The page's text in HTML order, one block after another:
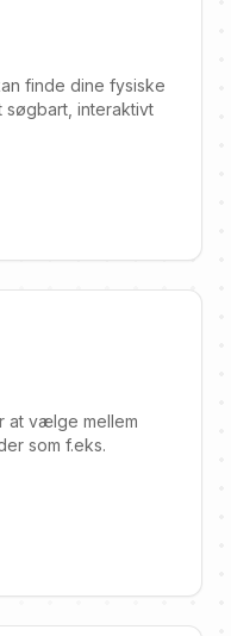
finde dine fysiske
interaktivt
at vælge mellem
som f.eks.